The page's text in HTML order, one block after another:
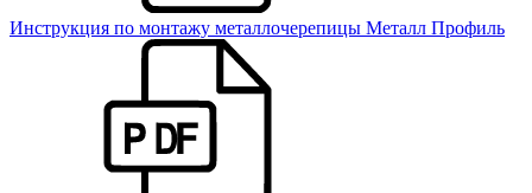
Инструкция по монтажу металлочерепицы Металл Профиль